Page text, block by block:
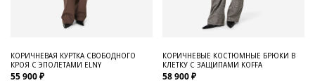
КОРИЧНЕВАЯ КУРТКА СВОБОДНОГО
КРОЯ С ЭПОЛЕТАМИ ELNY
55 900 ₽
КОРИЧНЕВЫЕ КОСТЮМНЫЕ БРЮКИ В
КЛЕТКУ С ЗАЩИПАМИ KOFFA
58 900 ₽